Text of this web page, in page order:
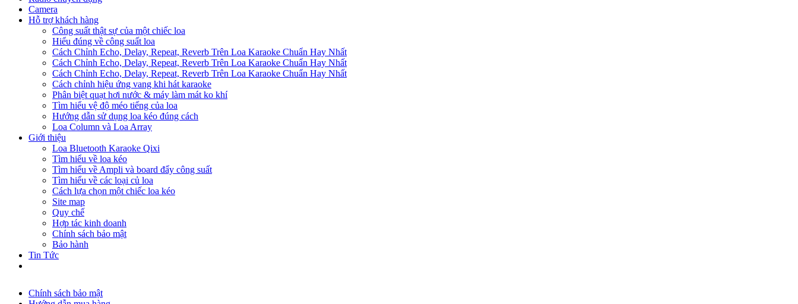
Camera
Hỗ trợ khách hàng
Công suất thật sự của một chiếc loa
Hiểu đúng về công suất loa
Cách Chỉnh Echo, Delay, Repeat, Reverb Trên Loa Karaoke Chuẩn Hay Nhất
Cách Chỉnh Echo, Delay, Repeat, Reverb Trên Loa Karaoke Chuẩn Hay Nhất
Cách Chỉnh Echo, Delay, Repeat, Reverb Trên Loa Karaoke Chuẩn Hay Nhất
Cách chỉnh hiệu ứng vang khi hát karaoke
Phân biệt quạt hơi nước & máy làm mát ko khí
Tìm hiểu vệ độ méo tiếng của loa
Hướng dẫn sử dụng loa kéo đúng cách
Loa Column và Loa Array
Giới thiệu
Loa Bluetooth Karaoke Qixi
Tìm hiểu về loa kéo
Tìm hiểu về Ampli và board đẩy công suất
Tìm hiểu về các loại củ loa
Cách lựa chọn một chiếc loa kéo
Site map
Quy chế
Hợp tác kinh doanh
Chính sách bảo mật
Bảo hành
Tin Tức
Chính sách bảo mật